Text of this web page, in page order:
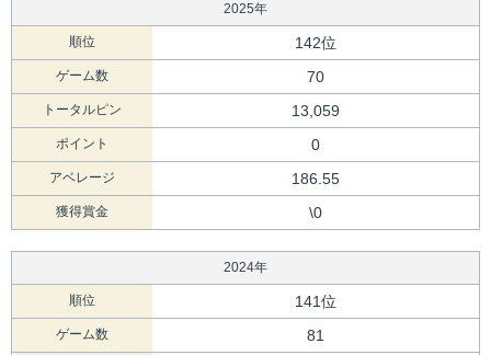
2025年
順位 142位
ゲーム数 70
トータルピン 13,059
ポイント 0
アベレージ 186.55
獲得賞金 \0
2024年
順位 141位
ゲーム数 81